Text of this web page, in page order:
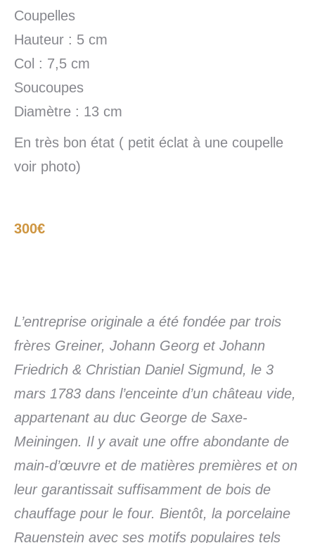
Coupelles
Hauteur : 5 cm
Col : 7,5 cm
Soucoupes
Diamètre : 13 cm
En très bon état ( petit éclat à une coupelle
voir photo)
300€
L’entreprise originale a été fondée par trois
frères Greiner, Johann Georg et Johann
Friedrich & Christian Daniel Sigmund, le 3
mars 1783 dans l’enceinte d’un château vide,
appartenant au duc George de Saxe-
Meiningen. Il y avait une offre abondante de
main-d’œuvre et de matières premières et on
leur garantissait suffisamment de bois de
chauffage pour le four. Bientôt, la porcelaine
Rauenstein avec ses motifs populaires tels